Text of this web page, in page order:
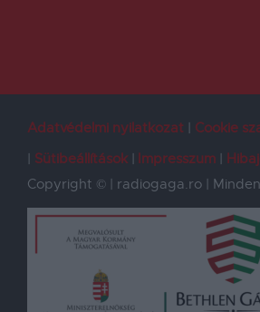
Adatvédelmi nyilatkozat
Cookie
Sütibeállítások
Impresszum
Copyright © | radiogaga.ro |